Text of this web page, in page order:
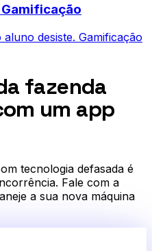
desiste. Gamificação
fazenda
um app
tecnologia defasada é
Fale com a
a sua nova máquina